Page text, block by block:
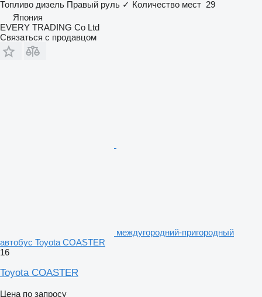
Топливо дизель Правый руль ✓ Количество мест 29
Япония
EVERY TRADING Co Ltd
Связаться с продавцом
междугородний-пригородный
автобус Toyota COASTER
16
Toyota COASTER
Цена по запросу